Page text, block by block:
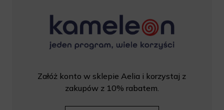
Załóż konto w sklepie Aelia i korzystaj z
zakupów z 10% rabatem.